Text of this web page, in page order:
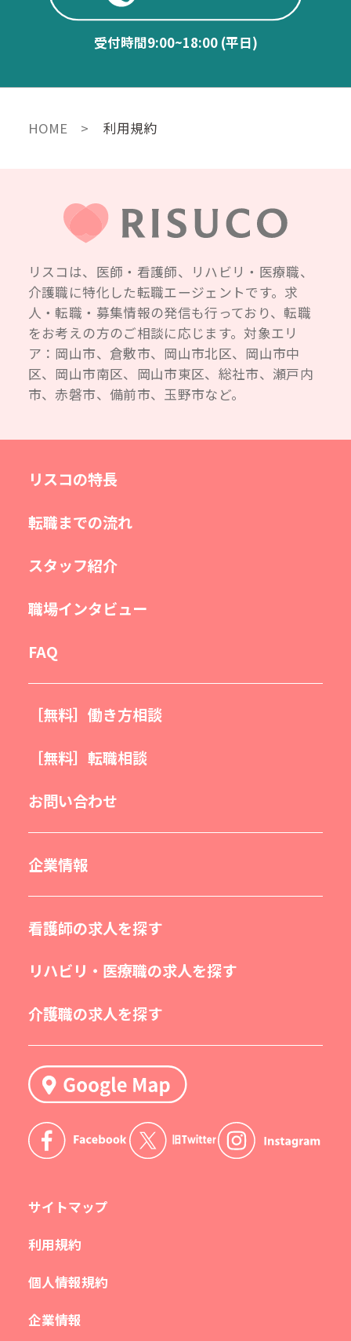
受付時間9:00~18:00 (平日)
HOME 利用規約
リスコは、医師・看護師、リハビリ・医療職、
介護職に特化した転職エージェントです。求
人・転職・募集情報の発信も行っており、転職
をお考えの方のご相談に応じます。対象エリ
ア：岡山市、倉敷市、岡山市北区、岡山市中
区、岡山市南区、岡山市東区、総社市、瀬戸内
市、赤磐市、備前市、玉野市など。
リスコの特長
転職までの流れ
スタッフ紹介
職場インタビュー
FAQ
［無料］働き方相談
［無料］転職相談
お問い合わせ
企業情報
看護師の求人を探す
リハビリ・医療職の求人を探す
介護職の求人を探す
サイトマップ
利用規約
個人情報規約
企業情報